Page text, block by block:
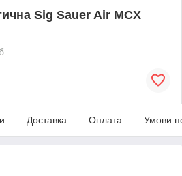
Sig Sauer Air MCX
Доставка Оплата Умови